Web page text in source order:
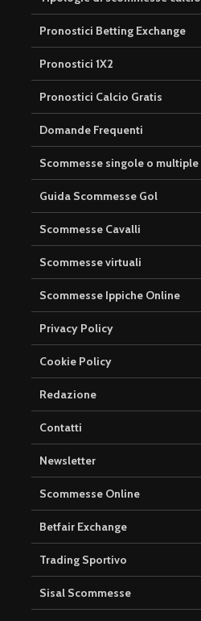
Pronostici Betting Exchange
Pronostici 1X2
Pronostici Calcio Gratis
Domande Frequenti
Scommesse singole o multiple
Guida Scommesse Gol
Scommesse Cavalli
Scommesse virtuali
Scommesse Ippiche Online
Privacy Policy
Cookie Policy
Redazione
Contatti
Newsletter
Scommesse Online
Betfair Exchange
Trading Sportivo
Sisal Scommesse